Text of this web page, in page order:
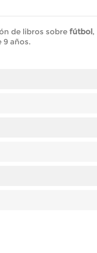
de libros sobre fútbol,
9 años.